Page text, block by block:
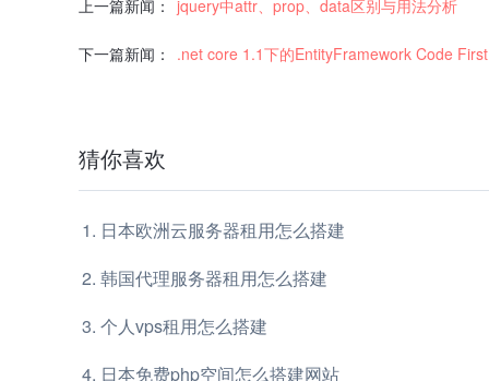
上一篇新闻： jquery中attr、prop、data区别与用法分析
下一篇新闻： .net core 1.1下的EntityFramework Code First
猜你喜欢
日本欧洲云服务器租用怎么搭建
韩国代理服务器租用怎么搭建
个人vps租用怎么搭建
日本免费php空间怎么搭建网站